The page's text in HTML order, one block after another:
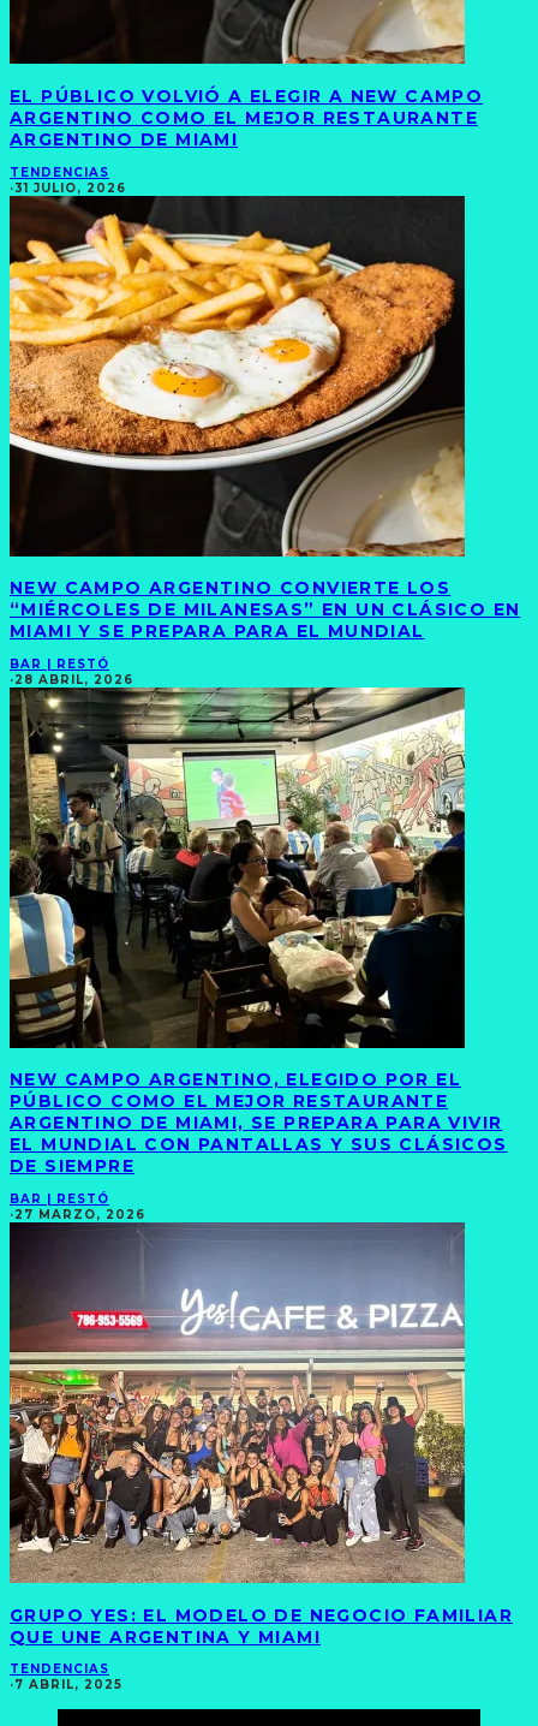
EL PÚBLICO VOLVIÓ A ELEGIR A NEW CAMPO
ARGENTINO COMO EL MEJOR RESTAURANTE
ARGENTINO DE MIAMI
TENDENCIAS
·31 JULIO, 2026
NEW CAMPO ARGENTINO CONVIERTE LOS
“MIÉRCOLES DE MILANESAS” EN UN CLÁSICO EN
MIAMI Y SE PREPARA PARA EL MUNDIAL
BAR | RESTÓ
·28 ABRIL, 2026
NEW CAMPO ARGENTINO, ELEGIDO POR EL
PÚBLICO COMO EL MEJOR RESTAURANTE
ARGENTINO DE MIAMI, SE PREPARA PARA VIVIR
EL MUNDIAL CON PANTALLAS Y SUS CLÁSICOS
DE SIEMPRE
BAR | RESTÓ
·27 MARZO, 2026
GRUPO YES: EL MODELO DE NEGOCIO FAMILIAR
QUE UNE ARGENTINA Y MIAMI
TENDENCIAS
·7 ABRIL, 2025